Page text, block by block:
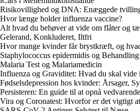
Risikovillighed og DNA: Enæggede
Hvor længe holder influenza vaccine?
Alt hvad du behøver at vide om flåter og
Gelerand, Konkluderet, Iltfri
Hvor mange kvinder får brystkræft, og
Staphylococcus epidermidis og Behandling
Malaria Test og Malariamedicin
Influenza og Graviditet: Hvad du skal vide
Fødselsdepression hos kvinder: Årsager,
Persisteren: En guide til at opnå
Vira og Coronatest: Hvorfor er det vigtigt